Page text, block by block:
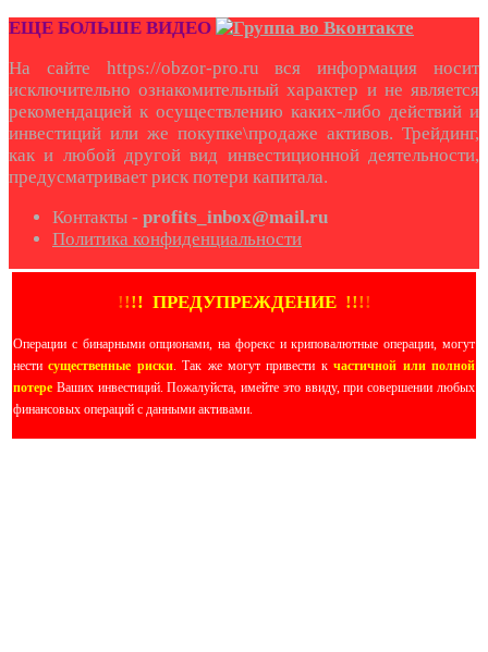
ЕЩЕ БОЛЬШЕ ВИДЕО
На сайте https://obzor-pro.ru вся информация носит
исключительно ознакомительный характер и не является
рекомендацией к осуществлению каких-либо действий и
инвестиций или же покупке\продаже активов. Трейдинг,
как и любой другой вид инвестиционной деятельности,
предусматривает риск потери капитала.
Контакты - profits_inbox@mail.ru
Политика конфиденциальности
!!!! ПРЕДУПРЕЖДЕНИЕ !!!!
Операции с бинарными опционами, на форекс и криповалютные операции, могут
нестисущественные риски. Так же могут привести кчастичной или полной
потере Ваших инвестиций. Пожалуйста, имейте это ввиду, при совершении любых
финансовых операций с данными активами.